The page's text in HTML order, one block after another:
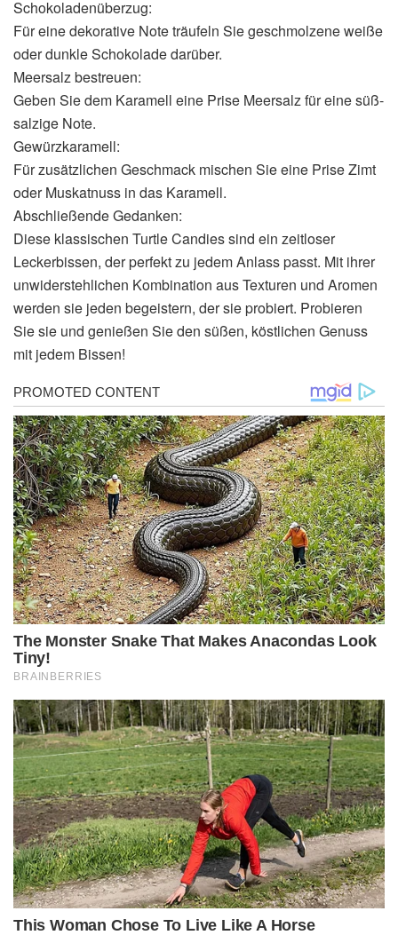
Schokoladenüberzug:
Für eine dekorative Note träufeln Sie geschmolzene weiße
oder dunkle Schokolade darüber.
Meersalz bestreuen:
Geben Sie dem Karamell eine Prise Meersalz für eine süß-
salzige Note.
Gewürzkaramell:
Für zusätzlichen Geschmack mischen Sie eine Prise Zimt
oder Muskatnuss in das Karamell.
Abschließende Gedanken:
Diese klassischen Turtle Candies sind ein zeitloser
Leckerbissen, der perfekt zu jedem Anlass passt. Mit ihrer
unwiderstehlichen Kombination aus Texturen und Aromen
werden sie jeden begeistern, der sie probiert. Probieren
Sie sie und genießen Sie den süßen, köstlichen Genuss
mit jedem Bissen!